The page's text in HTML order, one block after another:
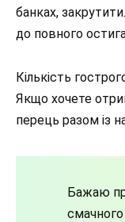
банках,
до повного
Кількість
Якщо хочете
перець разом із
Бажаю